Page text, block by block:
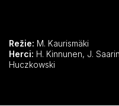
Režie: M. Kaurismäki
Herci:
Huczkowski